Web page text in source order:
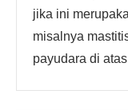
jika ini
misalnya
payudara di